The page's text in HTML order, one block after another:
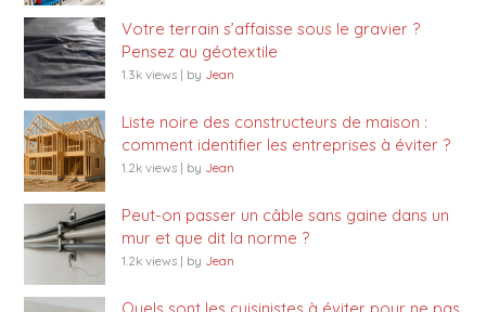
Votre terrain s’affaisse sous le gravier ?
Pensez au géotextile
1.3k views | by Jean
Liste noire des constructeurs de maison :
comment identifier les entreprises à éviter ?
1.2k views | by Jean
Peut-on passer un câble sans gaine dans un
mur et que dit la norme ?
1.2k views | by Jean